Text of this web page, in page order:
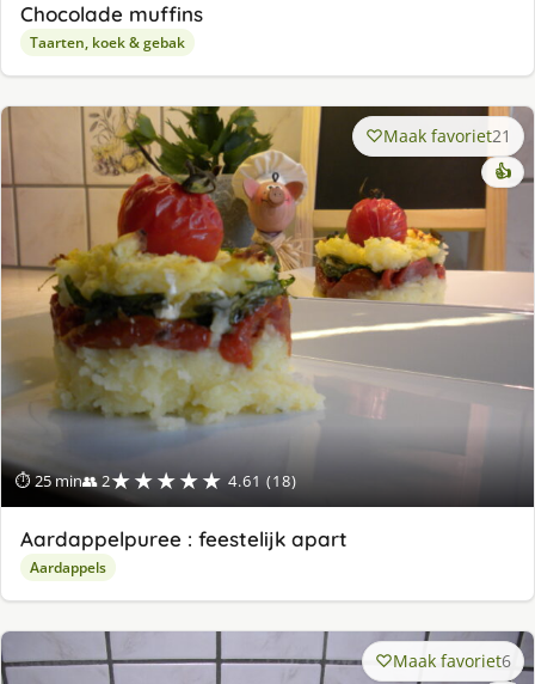
Chocolade muffins
Taarten, koek & gebak
⏱ 25 min👥 2★★★★★ 4.61 (18)
Maak favoriet21
👍
Aardappelpuree : feestelijk apart
Aardappels
Maak favoriet6